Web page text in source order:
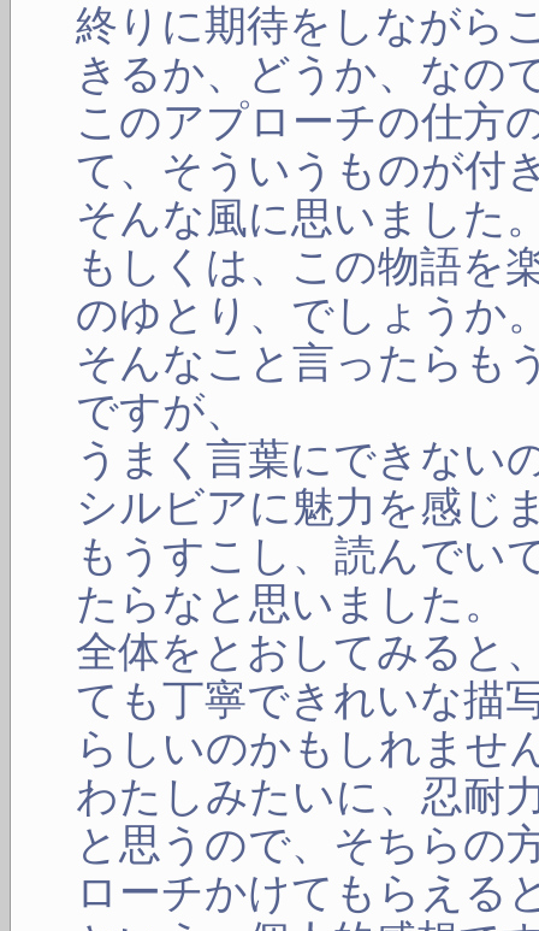
終りに期待をしながら
きるか、どうか、なの
このアプローチの仕方
て、そういうものが付
そんな風に思いました
もしくは、この物語を
のゆとり、でしょうか
そんなこと言ったらも
ですが、
うまく言葉にできない
シルビアに魅力を感じ
もうすこし、読んでい
たらなと思いました。
全体をとおしてみると
ても丁寧できれいな描
らしいのかもしれませ
わたしみたいに、忍耐
と思うので、そちらの
ローチかけてもらえる